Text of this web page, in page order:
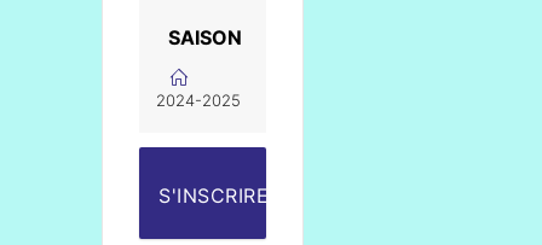
SAISON
2024-2025
S'INSCRIRE